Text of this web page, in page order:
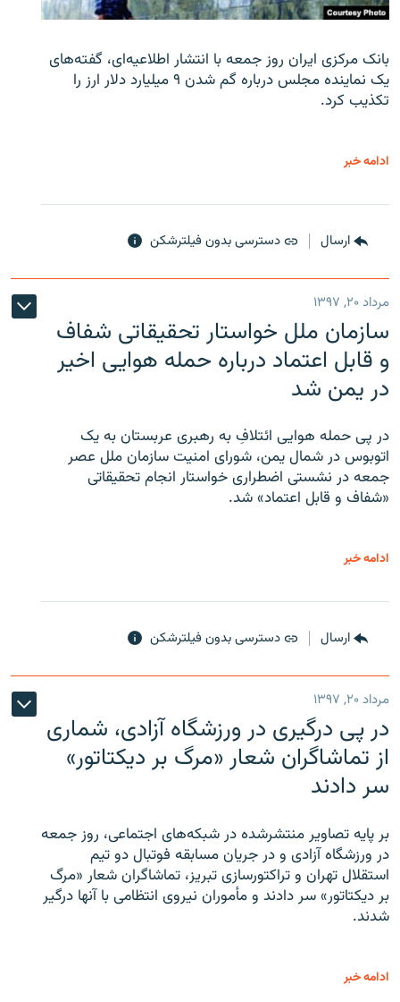
بانک مرکزی ایران روز جمعه با انتشار اطلاعیه‌ای، گفته‌های
یک نماینده مجلس درباره گم شدن ۹ میلیارد دلار ارز را
تکذیب کرد.
ادامه خبر
ارسال دسترسی بدون فیلترشکن
مرداد ۲۰, ۱۳۹۷
سازمان ملل خواستار تحقیقاتی شفاف
و قابل اعتماد درباره حمله هوایی اخیر
در یمن شد
در پی حمله هوایی ائتلافِ به رهبری عربستان به یک
اتوبوس در شمال یمن، شورای امنیت سازمان ملل عصر
جمعه در نشستی اضطراری خواستار انجام تحقیقاتی
«شفاف و قابل اعتماد» شد.
ادامه خبر
ارسال دسترسی بدون فیلترشکن
مرداد ۲۰, ۱۳۹۷
در پی درگیری در ورزشگاه آزادی، شماری
از تماشاگران شعار «مرگ بر دیکتاتور»
سر دادند
بر پایه تصاویر منتشرشده در شبکه‌های اجتماعی، روز جمعه
در ورزشگاه آزادی و در جریان مسابقه فوتبال دو تیم
استقلال تهران و تراکتورسازی تبریز، تماشاگران شعار «مرگ
بر دیکتاتور» سر دادند و مأموران نیروی انتظامی با آنها درگیر
شدند.
ادامه خبر